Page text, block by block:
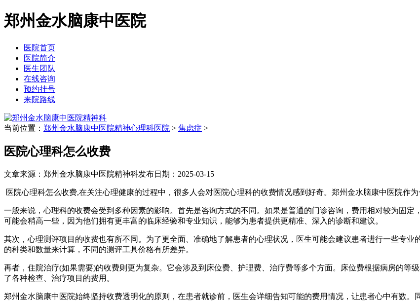
郑州金水脑康中医院
医院首页
医院简介
医生团队
在线咨询
预约挂号
来院路线
当前位置： 郑州金水脑康中医院精神心理科医院 > 焦虑症 >
医院心理科怎么收费
文章来源：郑州金水脑康中医院精神科发布日期：2025-03-15
医院心理科怎么收费,在关注心理健康的过程中，很多人会对医院心理科的收费情况感到好奇。郑州金水脑康中医院作
一般来说，心理科的收费会受到多种因素的影响。首先是咨询方式的不同。如果是普通的门诊咨询，费用相对较为固
可能会稍高一些，因为他们拥有更丰富的临床经验和专业知识，能够为患者提供更精准、深入的诊断和建议。
其次，心理测评项目的收费也有所不同。为了更全面、准确地了解患者的心理状况，医生可能会建议患者进行一些专
的种类和数量来计算，不同的测评工具价格有所差异。
再者，住院治疗(如果需要)的收费则更为复杂。它会涉及到床位费、护理费、治疗费等多个方面。床位费根据病房的等
了各种检查、治疗项目的费用。
郑州金水脑康中医院始终坚持收费透明化的原则，在患者就诊前，医生会详细告知可能的费用情况，让患者心中有数。